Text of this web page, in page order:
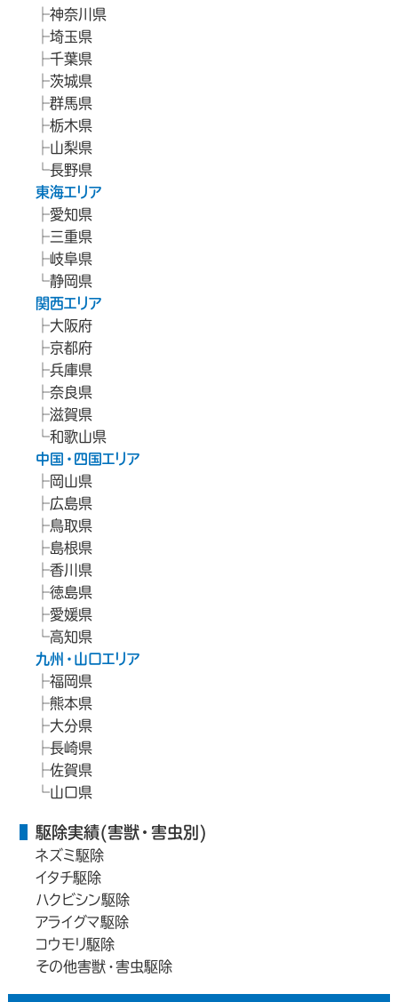
神奈川県
埼玉県
千葉県
茨城県
群馬県
栃木県
山梨県
長野県
東海エリア
愛知県
三重県
岐阜県
静岡県
関西エリア
大阪府
京都府
兵庫県
奈良県
滋賀県
和歌山県
中国・四国エリア
岡山県
広島県
鳥取県
島根県
香川県
徳島県
愛媛県
高知県
九州・山口エリア
福岡県
熊本県
大分県
長崎県
佐賀県
山口県
駆除実績(害獣・害虫別)
ネズミ駆除
イタチ駆除
ハクビシン駆除
アライグマ駆除
コウモリ駆除
その他害獣・害虫駆除